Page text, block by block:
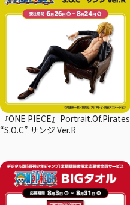
『ONE PIECE』Portrait.Of.Pirates
“S.O.C” サンジ Ver.R